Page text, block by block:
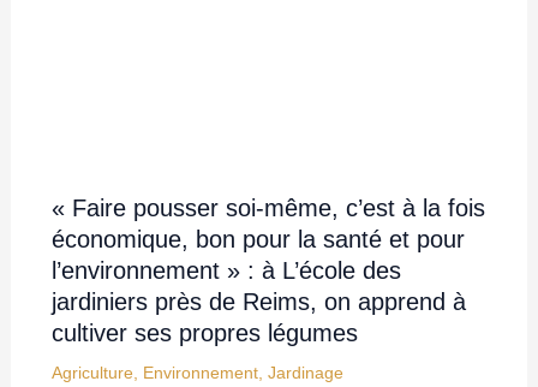
« Faire pousser soi-même, c’est à la fois
économique, bon pour la santé et pour
l’environnement » : à L’école des
jardiniers près de Reims, on apprend à
cultiver ses propres légumes
Agriculture Environnement, Jardinage